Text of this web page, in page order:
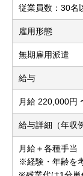
従業員数：30名
雇用形態
無期雇用派遣
給与
月給 220,000円
給与詳細（年収
月給＋各種手当
※経験・年齢を